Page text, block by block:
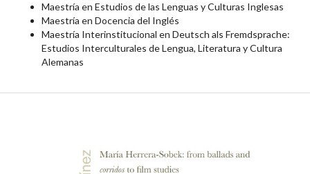
Maestría en Estudios de las Lenguas y Culturas Inglesas
Maestría en Docencia del Inglés
Maestría Interinstitucional en Deutsch als Fremdsprache:
Estudios Interculturales de Lengua, Literatura y Cultura
Alemanas